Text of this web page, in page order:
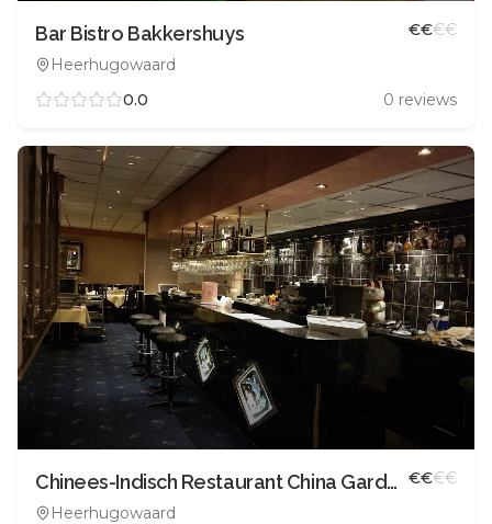
Bar Bistro Bakkershuys
Heerhugowaard
€€€€
0.0 0 reviews
Chinees-Indisch Restaurant China Garden
Heerhugowaard
€€€€